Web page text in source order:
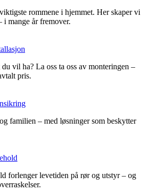
rommene i hjemmet. Her skaper vi
i mange år fremover.
vil ha? La oss ta oss av monteringen –
pris.
familien – med løsninger som beskytter
forlenger levetiden på rør og utstyr – og